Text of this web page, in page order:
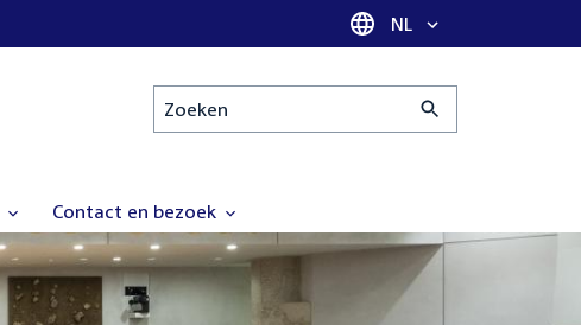
Taal selectie
NL
Zoeken
Contact en bezoek